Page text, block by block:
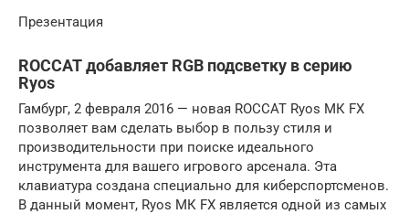
Презентация
ROCCAT добавляет RGB подсветку в серию
Ryos
Гамбург, 2 февраля 2016 — новая ROCCAT Ryos МК FX
позволяет вам сделать выбор в пользу стиля и
производительности при поиске идеального
инструмента для вашего игрового арсенала. Эта
клавиатура создана специально для киберспортсменов.
В данный момент, Ryos МК FX является одной из самых